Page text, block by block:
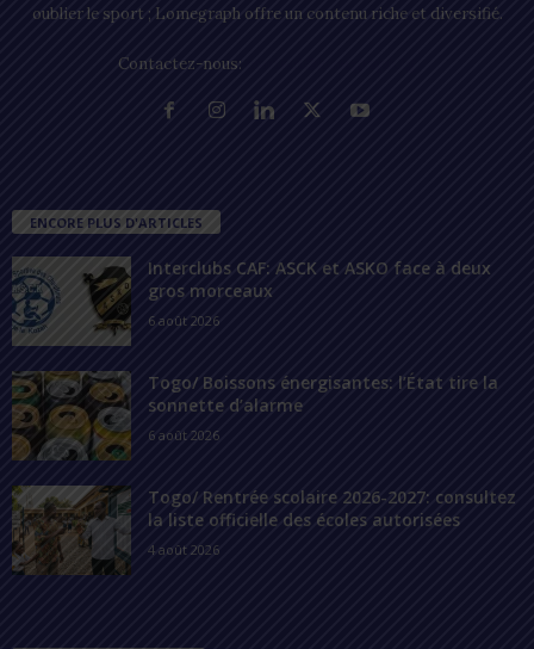
oublier le sport ; Lomegraph offre un contenu riche et diversifié.
Contactez-nous:
ENCORE PLUS D'ARTICLES
Interclubs CAF: ASCK et ASKO face à deux
gros morceaux
6 août 2026
Togo/ Boissons énergisantes: l’État tire la
sonnette d’alarme
6 août 2026
Togo/ Rentrée scolaire 2026-2027: consultez
la liste officielle des écoles autorisées
4 août 2026